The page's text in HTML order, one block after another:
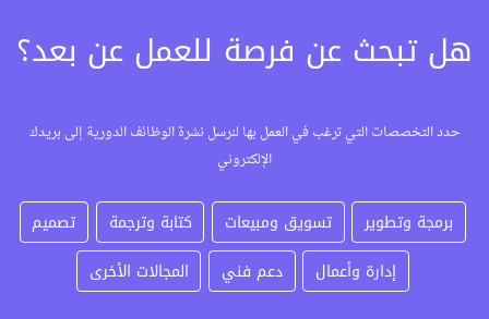
هل تبحث عن فرصة للعمل عن بعد؟
حدد التخصصات التي ترغب في العمل بها لنرسل نشرة الوظائف الدورية إلى بريدك
الإلكتروني
برمجة وتطوير تسويق ومبيعات كتابة وترجمة
تصميم
إدارة وأعمال
دعم فني المجالات الأخرى